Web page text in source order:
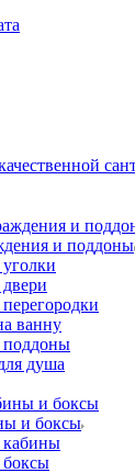
и поддоны
ванну
душа
и боксы